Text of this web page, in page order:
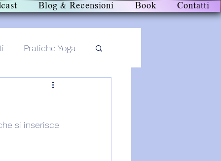
Blog & Recensioni Book Contatti
Pratiche Yoga
si inserisce